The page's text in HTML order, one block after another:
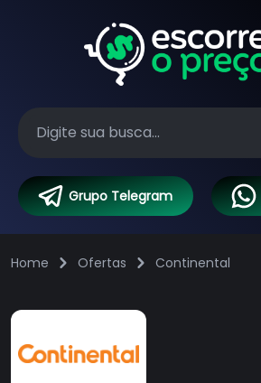
Grupo Telegram
Home Ofertas Continental